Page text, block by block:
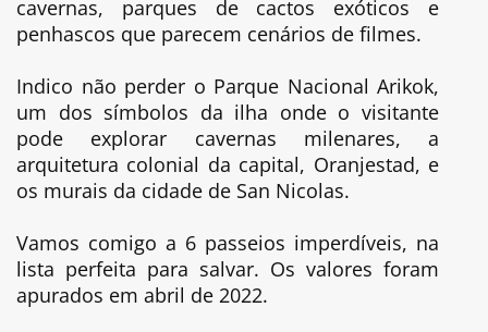
cavernas, parques de cactos exóticos e
penhascos que parecem cenários de filmes.
Indico não perder o Parque Nacional Arikok,
um dos símbolos da ilha onde o visitante
pode explorar cavernas milenares, a
arquitetura colonial da capital, Oranjestad, e
os murais da cidade de San Nicolas.
Vamos comigo a 6 passeios imperdíveis, na
lista perfeita para salvar. Os valores foram
apurados em abril de 2022.